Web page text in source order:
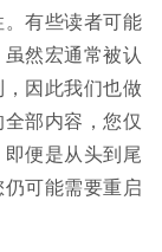
。有些读者可能
然宏通常被认
因此我们也做
部内容，您仅
便是从头到尾
可能需要重启